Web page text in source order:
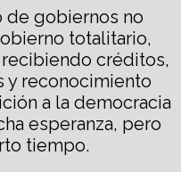
de gobiernos no
totalitario,
créditos,
y reconocimiento
a la democracia
esperanza, pero
tiempo.